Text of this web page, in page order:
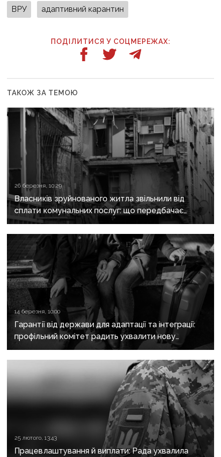
ВРУ адаптивний карантин
ПОДІЛИТИСЯ У СОЦМЕРЕЖАХ:
ТАКОЖ ЗА ТЕМОЮ
26 березня, 10:29
Власників зруйнованого житла звільнили від
сплати комунальних послуг: що передбачає
новий закон
14 березня, 10:00
Гарантії від держави для адаптації та інтеграції:
профільний комітет радить ухвалити нову
редакцію закону про ВПО
25 лютого, 13:43
Працевлаштування й виплати: Рада ухвалила